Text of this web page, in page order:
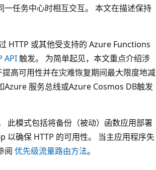
任务中心时相互交互。 本文在描述保持
HTTP 或其他受支持的 Azure Functions
API触发。 为简单起见，本文重点介绍涉
高可用性并在灾难恢复期间最大限度地减
Azure 服务总线或Azure Cosmos DB触发
此模式包括将备份（被动）函数应用部署
以确保 HTTP 的可用性。 当主应用程序失
阅 优先级流量路由方法。